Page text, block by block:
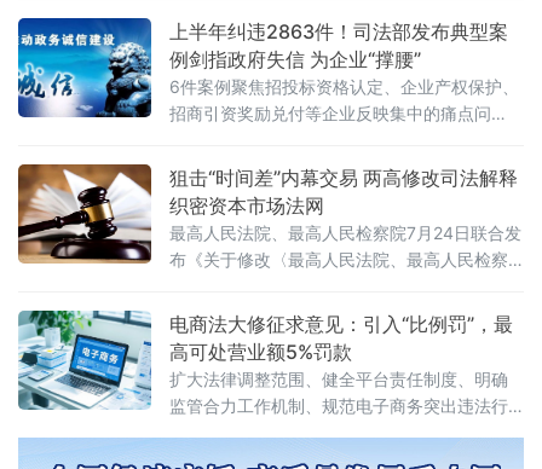
强调要严格依法办事、坚持实事求是，做到“是
黑恶一个不漏、不是黑恶一个不凑”
上半年纠违2863件！司法部发布典型案
例剑指政府失信 为企业“撑腰”
6件案例聚焦招投标资格认定、企业产权保护、
招商引资奖励兑付等企业反映集中的痛点问
不当行为“亮剑”，为纵深推进全国统一大市场建
设提供了坚实的法治保障。数据显示，2026年1
至6月，全国各级行政复议机构依法履行监督职
狙击“时间差”内幕交易 两高修改司法解释
织密资本市场法网
最高人民法院、最高人民检察院7月24日联合发
布《关于修改〈最高人民法院、最高人民检察
具体应用法律若干问题的解释〉的决定》（法
释〔2026〕13号）。修改决定已分别经最高人
民法院审判委员会第1961次会议、最高人民检
察院第十四届检察委员会第七十五次会议通
过，自2026年7月27日起施行。此次修改距
2012年《关于办理内幕交易、泄
电商法大修征求意见：引入“比例罚”，最
高可处营业额5%罚款
扩大法律调整范围、健全平台责任制度、明确
监管合力工作机制、规范电子商务突出违法行